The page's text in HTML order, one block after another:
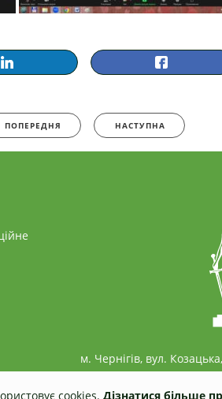
ПОПЕРЕДНЯ НАСТУПНА
м. Чернігів, вул.
cookies. Дізнатися більше